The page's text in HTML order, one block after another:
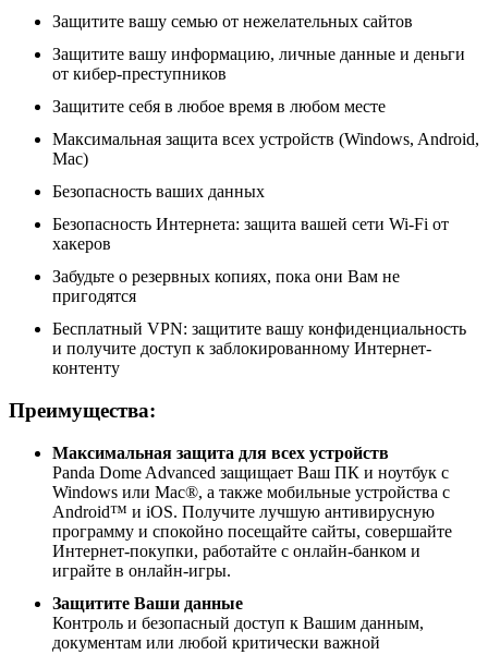
Защитите вашу семью от нежелательных сайтов
Защитите вашу информацию, личные данные и деньги
от кибер-преступников
Защитите себя в любое время в любом месте
Максимальная защита всех устройств (Windows, Android,
Mac)
Безопасность ваших данных
Безопасность Интернета: защита вашей сети Wi-Fi от
хакеров
Забудьте о резервных копиях, пока они Вам не
пригодятся
Бесплатный VPN: защитите вашу конфиденциальность
и получите доступ к заблокированному Интернет-
контенту
Преимущества:
Максимальная защита для всех устройств
Panda Dome Advanced защищает Ваш ПК и ноутбук с
Windows или Mac®, а также мобильные устройства с
Android™ и iOS. Получите лучшую антивирусную
программу и спокойно посещайте сайты, совершайте
Интернет-покупки, работайте с онлайн-банком и
играйте в онлайн-игры.
Защитите Ваши данные
Контроль и безопасный доступ к Вашим данным,
документам или любой критически важной